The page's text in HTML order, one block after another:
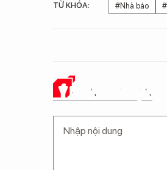
TỪ KHÓA: #Nhà báo
Ý KIẾN CỦA BẠN